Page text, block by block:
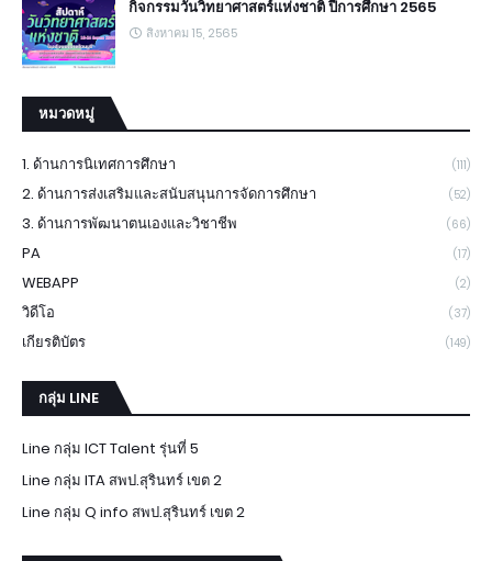
กิจกรรมวันวิทยาศาสตร์แห่งชาติ ปีการศึกษา 2565
สิงหาคม 15, 2565
หมวดหมู่
1. ด้านการนิเทศการศึกษา (111)
2. ด้านการส่งเสริมและสนับสนุนการจัดการศึกษา (52)
3. ด้านการพัฒนาตนเองและวิชาชีพ (66)
PA (17)
WEBAPP (2)
วิดีโอ (37)
เกียรติบัตร (149)
กลุ่ม LINE
Line กลุ่ม ICT Talent รุ่นที่ 5
Line กลุ่ม ITA สพป.สุรินทร์ เขต 2
Line กลุ่ม Q info สพป.สุรินทร์ เขต 2